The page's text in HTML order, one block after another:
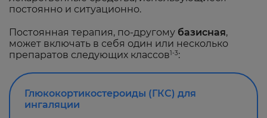
постоянно и ситуационно.
Постоянная терапия, по-другому базисная,
может включать в себя один или несколько
препаратов следующих классов1-3:
Глюкокортикостероиды (ГКС) для
ингаляции